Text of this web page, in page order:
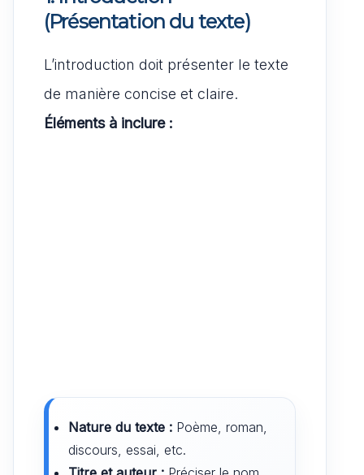
(Présentation du texte)
L’introduction doit présenter le texte
de manière concise et claire.
Éléments à inclure :
Nature du texte : Poème, roman,
discours, essai, etc.